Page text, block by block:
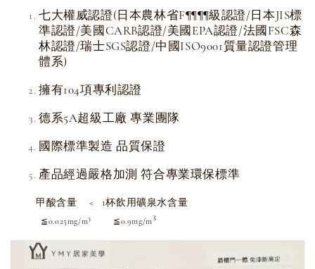
七大權威認證(日本農林省F¶¶¶¶級認證/日本JIS標
準認證/美國CARB認證/美國EPA認證/法國FSC森
林認證/瑞士SGS認證/中國ISO9001質量認證管理
體系)
擁有104項專利認證
德系5A超級工廠 專業團隊
國際標準製造 品質保證
產品經過嚴格加測 符合專業環保標準
甲酸含量 < 1杯飲用礦泉水含量
≦0.025mg/m3 ≦0.9mg/m3